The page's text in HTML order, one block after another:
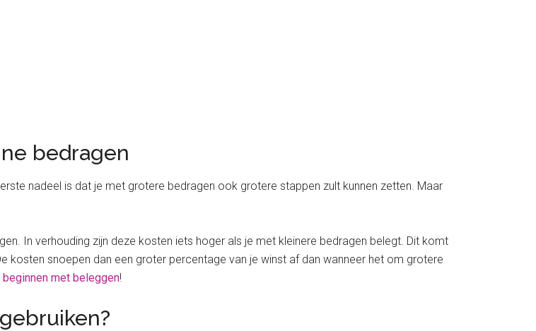
bedragen
nadeel is dat je met grotere bedragen ook grotere stappen zult kunnen zetten. Maar
In verhouding zijn deze kosten iets hoger als je met kleinere bedragen belegt. Dit komt
kosten snoepen dan een groter percentage van je winst af dan wanneer het om grotere
beginnen met beleggen!